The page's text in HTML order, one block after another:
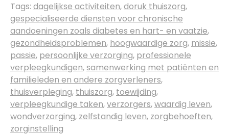
Tags: dagelijkse activiteiten,doruk thuiszorg,
gespecialiseerde diensten voor chronische
aandoeningen zoals diabetes en hart- en vaatzie,
gezondheidsproblemen, hoogwaardige zorg, missie,
passie, persoonlijke verzorging, professionele
verpleegkundigen,samenwerking met patiënten en
familieleden en andere zorgverleners,
thuisverpleging, thuiszorg, toewijding,
verpleegkundige taken,verzorgers,waardig leven,
wondverzorging, zelfstandig leven, zorgbehoeften,
zorginstelling